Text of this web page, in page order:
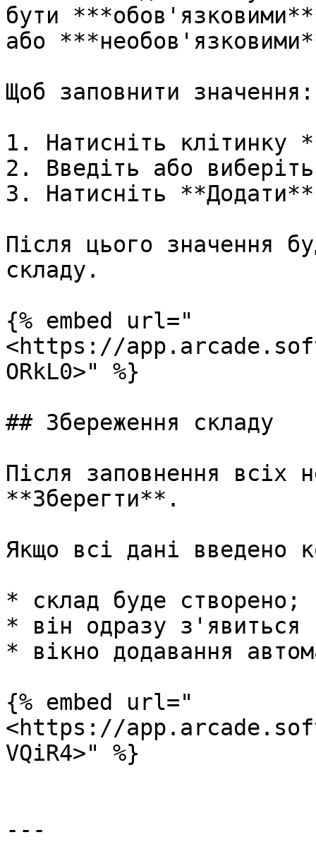
бути
або
Щоб заповнити значення:
1. Натисніть клітинку
2. Введіть або
3. Натисніть
Після цього значення
складу.
{% embed url="
<https://
ORkL0>" %}
## Збереження складу
Після заповнення всіх
**Зберегти**.
Якщо всі дані введено
* склад буде створено;
* він одразу з'явиться
* вікно додавання
{% embed url="
<https://
VQiR4>" %}
---